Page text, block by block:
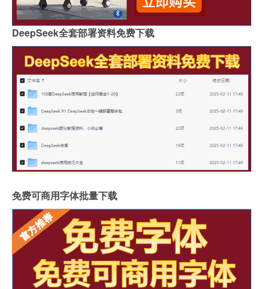
DeepSeek全套部署资料免费下载
免费可商用字体批量下载